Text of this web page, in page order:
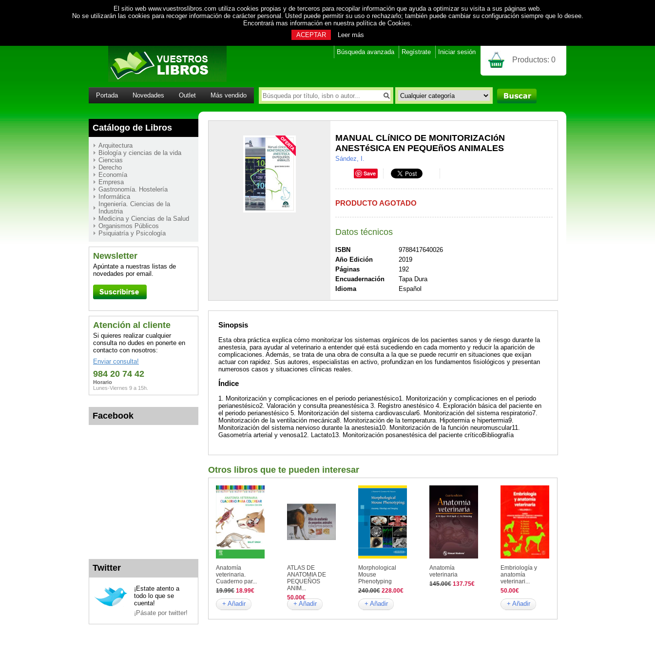
El sitio web www.vuestroslibros.com utiliza cookies propias y de terceros para recopilar información que ayuda a optimizar su visita a sus páginas web.
No se utilizarán las cookies para recoger información de carácter personal. Usted puede permitir su uso o rechazarlo; también puede cambiar su configuración siempre que lo desee.
Encontrará mas información en nuestra política de Cookies.
ACEPTAR
Leer más
Búsqueda avanzada Regístrate Iniciar sesión
Productos: 0
Portada Novedades Outlet Más vendido
Catálogo de Libros
Arquitectura
Biología y ciencias de la vida
Ciencias
Derecho
Economía
Empresa
Gastronomía. Hostelería
Informática
Ingeniería. Ciencias de la
Industria
Medicina y Ciencias de la Salud
Organismos Públicos
Psiquiatría y Psicología
Newsletter
Apúntate a nuestras listas de
novedades por email.
Atención al cliente
Si quieres realizar cualquier
consulta no dudes en ponerte en
contacto con nosotros:
Enviar consulta!
984 20 74 42
Horario
Lunes-Viernes 9 a 15h.
Facebook
Twitter
¡Estate atento a
todo lo que se
cuenta!
¡Pásate por twitter!
MANUAL CLíNICO DE MONITORIZACIóN
ANESTéSICA EN PEQUEñOS ANIMALES
Sández, I.
Save
PRODUCTO AGOTADO
Datos técnicos
ISBN
9788417640026
Año Edición
2019
Páginas
192
Encuadernación
Tapa Dura
Idioma
Español
Sinopsis
Esta obra práctica explica cómo monitorizar los sistemas orgánicos de los pacientes sanos y de riesgo durante la
anestesia, para ayudar al veterinario a entender qué está sucediendo en cada momento y reducir la aparición de
complicaciones. Además, se trata de una obra de consulta a la que se puede recurrir en situaciones que exijan
actuar con rapidez. Sus autores, especialistas en activo, profundizan en los fundamentos fisiológicos y presentan
numerosos casos y situaciones clínicas reales.
Índice
1. Monitorización y complicaciones en el periodo perianestésico1. Monitorización y complicaciones en el periodo
perianestésico2. Valoración y consulta preanestésica 3. Registro anestésico 4. Exploración básica del paciente en
el periodo perianestésico 5. Monitorización del sistema cardiovascular6. Monitorización del sistema respiratorio7.
Monitorización de la ventilación mecánica8. Monitorización de la temperatura. Hipotermia e hipertermia9.
Monitorización del sistema nervioso durante la anestesia10. Monitorización de la función neuromuscular11.
Gasometría arterial y venosa12. Lactato13. Monitorización posanestésica del paciente críticoBibliografía
Otros libros que te pueden interesar
Anatomía
veterinaria.
Cuaderno par...
19.99€ 18.99€
+ Añadir
ATLAS DE
ANATOMIA DE
PEQUEÑOS
ANIM...
50.00€
+ Añadir
Morphological
Mouse
Phenotyping
240.00€ 228.00€
+ Añadir
Anatomía
veterinaria
145.00€ 137.75€
Embriología y
anatomía
veterinari...
50.00€
+ Añadir